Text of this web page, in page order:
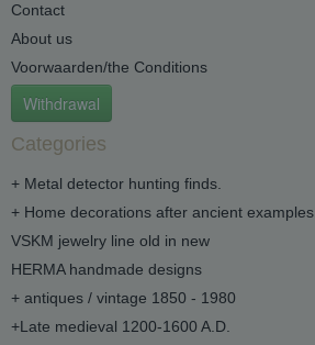
Contact
About us
Voorwaarden/the Conditions
Withdrawal
Categories
+ Metal detector hunting finds.
+ Home decorations after ancient examples.
VSKM jewelry line old in new
HERMA handmade designs
+ antiques / vintage 1850 - 1980
+Late medieval 1200-1600 A.D.